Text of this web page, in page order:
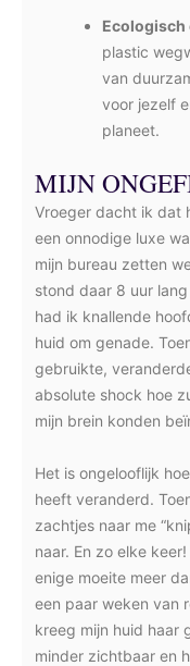
Ecologisch
plastic
van
voor jezelf
planeet.
MIJN
Vroeger dacht ik dat
een onnodige luxe
mijn bureau zetten
stond daar 8 uur
had ik knallende
huid om genade.
gebruikte,
absolute shock hoe
mijn brein konden
Het is ongelooflijk
heeft veranderd.
zachtjes naar me
naar. En zo elke
enige moeite meer
een paar weken van
kreeg mijn huid haar
minder zichtbaar en